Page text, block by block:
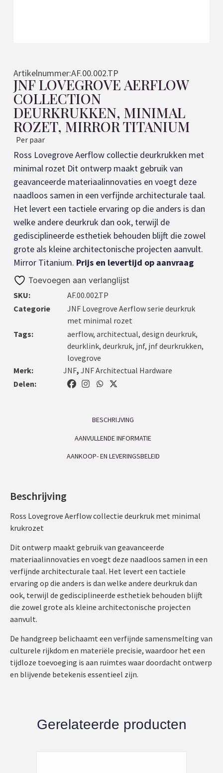
Artikelnummer:AF.00.002.TP
JNF LOVEGROVE AERFLOW
COLLECTION
DEURKRUKKEN, MINIMAL
ROZET, MIRROR TITANIUM
Per paar
Ross Lovegrove Aerflow collectie deurkrukken met
minimal rozet Dit ontwerp maakt gebruik van
geavanceerde materiaalinnovaties en voegt deze
naadloos samen in een verfijnde architecturale taal.
Het levert een tactiele ervaring op die anders is dan
welke andere deurkruk dan ook, terwijl de
gedisciplineerde esthetiek behouden blijft die zowel
grote als kleine architectonische projecten aanvult.
Mirror Titanium. Prijs en levertijd op aanvraag
Toevoegen aan verlanglijst
SKU:
AF.00.002.TP
Categorie
JNF Lovegrove Aerflow serie deurkruk
met minimal rozet
Tags:
aerflow, architectual, design deurkruk,
deurklink, deurkruk, jnf, jnf deurkrukken,
lovegrove
Merk:
JNF, JNF Architectual Hardware
Delen:
BESCHRIJVING
AANVULLENDE INFORMATIE
AANKOOP- EN LEVERINGSBELEID
Beschrijving
Ross Lovegrove Aerflow collectie deurkruk met minimal
krukrozet
Dit ontwerp maakt gebruik van geavanceerde
materiaalinnovaties en voegt deze naadloos samen in een
verfijnde architecturale taal. Het levert een tactiele
ervaring op die anders is dan welke andere deurkruk dan
ook, terwijl de gedisciplineerde esthetiek behouden blijft
die zowel grote als kleine architectonische projecten
aanvult.
De handgreep belichaamt een verfijnde samensmelting van
culturele rijkdom en materiële precisie, waardoor het een
tijdloze toevoeging is aan ruimtes waar doordacht ontwerp
en blijvende betekenis essentieel zijn.
Gerelateerde producten